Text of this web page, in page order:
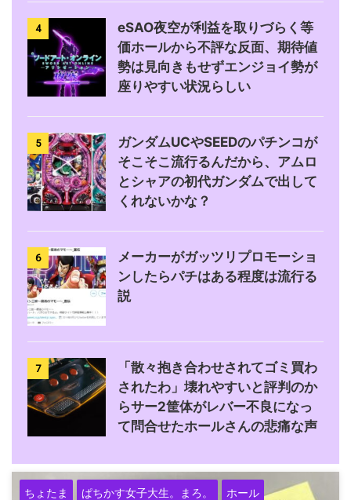
4
eSAO夜空が利益を取りづらく等
価ホールから不評な反面、期待値
勢は見向きもせずエンジョイ勢が
座りやすい状況らしい
5
ガンダムUCやSEEDのパチンコが
そこそこ流行るんだから、アムロ
とシャアの初代ガンダムで出して
くれないかな？
6
メーカーがガッツリプロモーショ
ンしたらパチはある程度は流行る
説
7
「散々抱き合わせされてゴミ買わ
されたわ」壊れやすいと評判のか
らサー2筐体がレバー不良になっ
て問合せたホールさんの悲痛な声
ちょたま ぱちかす女子大生。まろ。 ホール